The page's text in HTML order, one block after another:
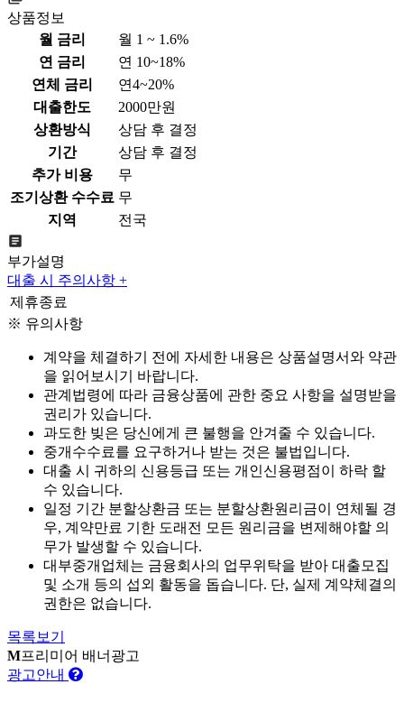
상품정보
월 금리
월 1 ~ 1.6%
연 금리
연 10~18%
연체 금리
연4~20%
대출한도
2000만원
상환방식
상담 후 결정
기간
상담 후 결정
추가 비용
무
조기상환 수수료 무
지역
전국
부가설명
대출 시 주의사항 +
제휴종료
※ 유의사항
계약을 체결하기 전에 자세한 내용은 상품설명서와 약관
을 읽어보시기 바랍니다.
관계법령에 따라 금융상품에 관한 중요 사항을 설명받을
권리가 있습니다.
과도한 빚은 당신에게 큰 불행을 안겨줄 수 있습니다.
중개수수료를 요구하거나 받는 것은 불법입니다.
대출 시 귀하의 신용등급 또는 개인신용평점이 하락 할
수 있습니다.
일정 기간 분할상환금 또는 분할상환원리금이 연체될 경
우, 계약만료 기한 도래전 모든 원리금을 변제해야할 의
무가 발생할 수 있습니다.
대부중개업체는 금융회사의 업무위탁을 받아 대출모집
및 소개 등의 섭외 활동을 돕습니다. 단, 실제 계약체결의
권한은 없습니다.
목록보기
M프리미어 배너광고
광고안내